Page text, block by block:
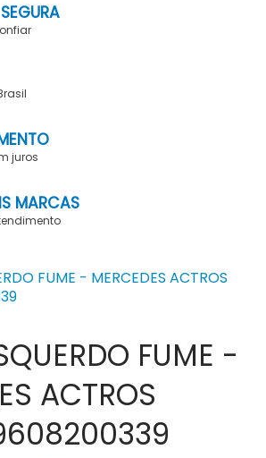
juros
MARCAS
FUME - MERCEDES ACTROS
FUME -
ACTROS